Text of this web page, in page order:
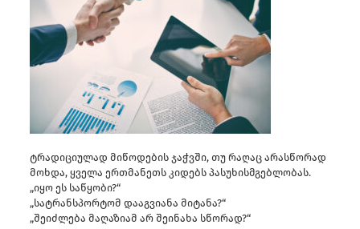
ტრადიციულად მიწოდების ჯაჭვში, თუ რაღაც არასწორად
მოხდა, ყველა ერთმანეთს კიდებს პასუხისმგებლობას.
„იყო ეს საწყობი?“
„სატრანსპორტომ დააგვიანა მიტანა?“
„შეიძლება მაღაზიამ არ შეინახა სწორად?“